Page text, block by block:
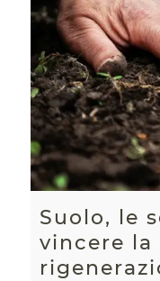
Suolo, le
vincere la